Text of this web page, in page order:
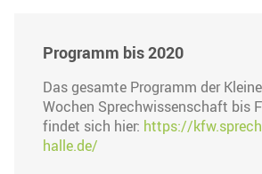
Programm bis 2020
Das gesamte Programm der
Wochen Sprechwissenschaft bis
findet sich hier: https://
halle.de/